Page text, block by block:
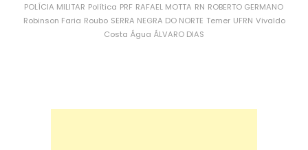
POLÍCIA MILITAR Política PRF RAFAEL MOTTA RN ROBERTO GERMANO
Robinson Faria Roubo SERRA NEGRA DO NORTE Temer UFRN Vivaldo
Costa Água ÁLVARO DIAS